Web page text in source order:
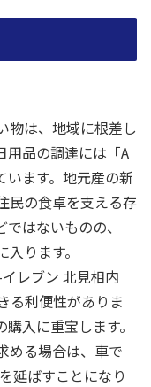
物は、地域に根差し
用品の調達には「A
います。地元産の新
民の食卓を支える存
はないものの、
ります。
レブン 北見相内
る利便性がありま
入に重宝します。
める場合は、車で
延ばすことになり